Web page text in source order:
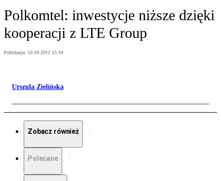
Polkomtel: inwestycje niższe dzięki
kooperacji z LTE Group
Publikacja: 10.04.2012 15:34
Urszula Zielińska
Zobacz również
Polecane